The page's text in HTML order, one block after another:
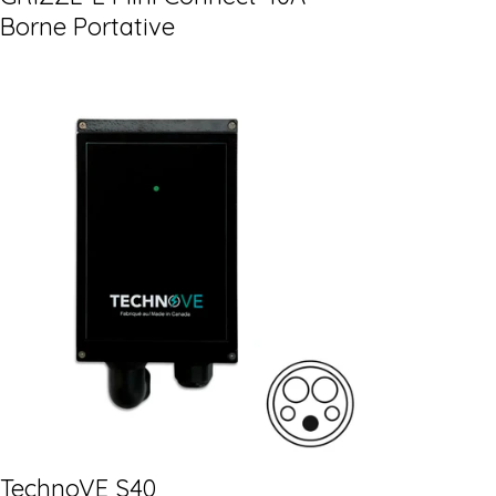
Borne Portative
TechnoVE S40